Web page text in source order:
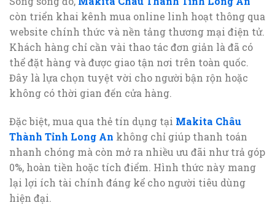
còn triển khai kênh mua online linh hoạt thông qua
website chính thức và nền tảng thương mại điện tử.
Khách hàng chỉ cần vài thao tác đơn giản là đã có
thể đặt hàng và được giao tận nơi trên toàn quốc.
Đây là lựa chọn tuyệt vời cho người bận rộn hoặc
không có thời gian đến cửa hàng.
Đặc biệt, mua qua thẻ tín dụng tại Makita Châu
Thành Tỉnh Long An không chỉ giúp thanh toán
nhanh chóng mà còn mở ra nhiều ưu đãi như trả góp
0%, hoàn tiền hoặc tích điểm. Hình thức này mang
lại lợi ích tài chính đáng kể cho người tiêu dùng
hiện đại.